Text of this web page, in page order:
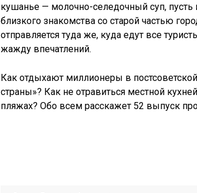
кушанье — молочно-селедочный суп, пусть
близкого знакомства со старой частью
отправляется туда же, куда едут все
жажду впечатлений.
Как отдыхают миллионеры в
страны»? Как не отравиться местной
пляжах? Обо всем расскажет 52 выпуск